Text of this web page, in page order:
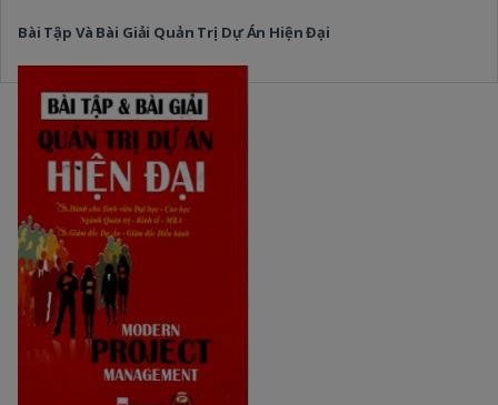
Bài Tập Và Bài Giải Quản Trị Dự Án Hiện Đại